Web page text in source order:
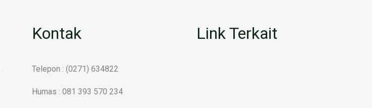
Kontak
Telepon : (0271) 634822
Humas : 081 393 570 234
Link Terkait